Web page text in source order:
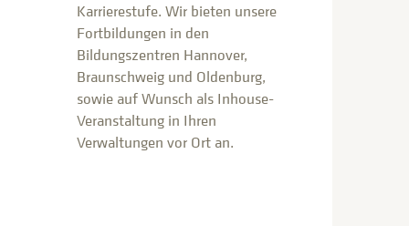
Karrierestufe. Wir bieten unsere
Fortbildungen in den
Bildungszentren Hannover,
Braunschweig und Oldenburg,
sowie auf Wunsch als Inhouse-
Veranstaltung in Ihren
Verwaltungen vor Ort an.